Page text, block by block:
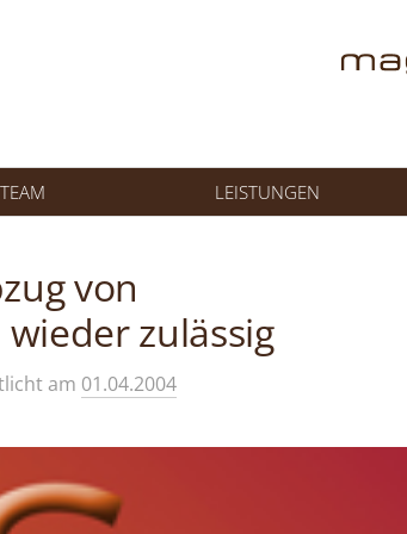
TEAM LEISTUNGEN
von
zulässig
am 01.04.2004